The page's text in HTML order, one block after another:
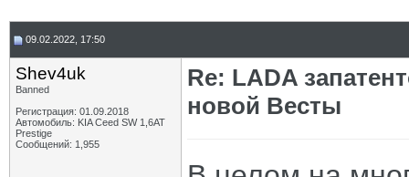
09.02.2022, 17:50
Shev4uk
Banned
Регистрация: 01.09.2018
Автомобиль: KIA Ceed SW 1,6AT
Prestige
Сообщений: 1,955
Re: LADA
новой Весты